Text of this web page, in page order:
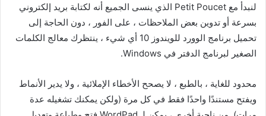
لنبدأ مع Petit Poucet الذي ينسى الجميع أنه لكتابة بريد إلكتروني
بسرعة أو تدوين بعض الملاحظات ، على الفور ، دون الحاجة إلى
تحميل برنامج الوورد للويندوز 10 أي شيء ، ينتظرك معالج الكلمات
الصغير لبرنامج الدفتر في Windows.
محدود للغاية ، بالطبع ، لا يصحح الأخطاء الإملائية ، ولا يدير الأنماط
ويفتح مستندًا واحدًا فقط في كل مرة (ولكن يمكنك تشغيله عدة